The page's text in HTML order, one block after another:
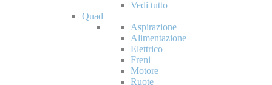
Vedi tutto
Quad
Aspirazione
Alimentazione
Elettrico
Freni
Motore
Ruote